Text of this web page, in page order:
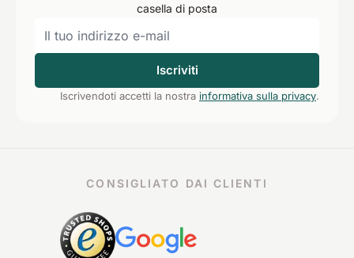
casella di posta
Iscriviti
Iscrivendoti accetti la nostra informativa sulla privacy.
CONSIGLIATO DAI CLIENTI